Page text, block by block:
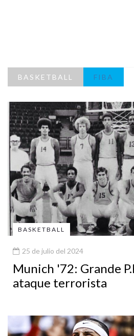
BASKETBALL FIBA
BASKETBALL
25 de julio del 2024
Munich '72: Grande
ataque terrorista